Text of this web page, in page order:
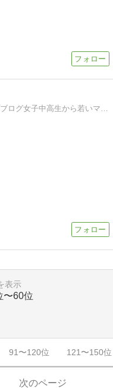
おやこで楽しめる小物雑貨ショップブログ女子中高生から若いママ、都会で流行中の商品を続々入荷しご紹介するブログです
表示
〜60位
91〜120位 121〜150位
次のページ